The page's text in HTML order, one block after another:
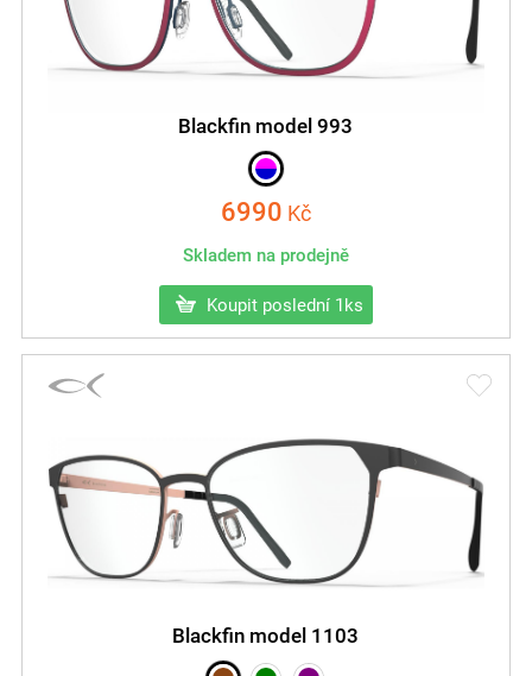
Blackfin model 993
6990 Kč
Skladem na prodejně
Koupit poslední 1ks
Blackfin model 1103